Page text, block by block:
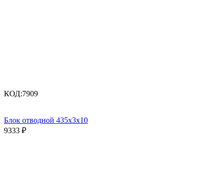
КОД:7909
Блок отводной 435х3х10
9333 ₽